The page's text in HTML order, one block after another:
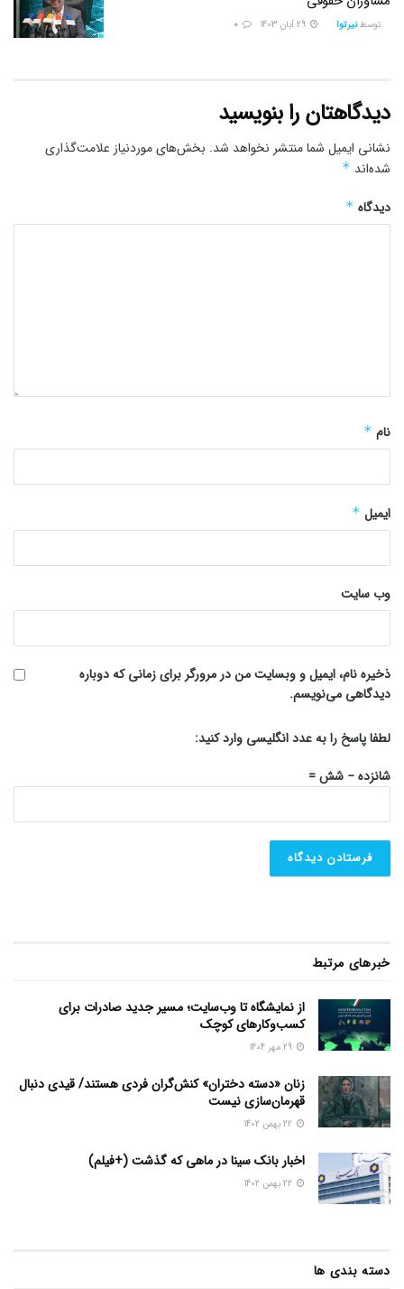
توسط نیرتوا
دیدگاهتان را بنویسید
نشانی ایمیل شما منتشر نخواهد شد. بخش‌های موردنیاز علامت‌گذاری
شده‌اند *
دیدگاه *
نام *
ایمیل *
وب‌ سایت
ذخیره نام، ایمیل و وبسایت من در مرورگر برای زمانی که دوباره
دیدگاهی می‌نویسم.
لطفا پاسخ را به عدد انگلیسی وارد کنید:
شانزده − شش =
خبرهای مرتبط
از نمایشگاه تا وب‌سایت؛ مسیر جدید صادرات برای
کسب‌وکارهای کوچک
زنان «دسته دختران» کنش‌گران فردی هستند/ قیدی دنبال
قهرمان‌سازی نیست
اخبار بانک سینا در ماهی که گذشت (+فیلم)
دسته بندی ها